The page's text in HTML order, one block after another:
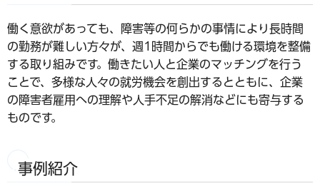
働く意欲があっても、障害等の何らかの事情により長時間
の勤務が難しい方々が、週1時間からでも働ける環境を整備
する取り組みです。働きたい人と企業のマッチングを行う
ことで、多様な人々の就労機会を創出するとともに、企業
の障害者雇用への理解や人手不足の解消などにも寄与する
ものです。
事例紹介